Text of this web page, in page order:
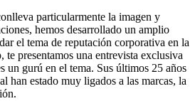
particularmente la imagen y
hemos desarrollado un amplio
el tema de reputación corporativa en la
presentamos una entrevista exclusiva
un gurú en el tema. Sus últimos 25 años
han estado muy ligados a las marcas, la